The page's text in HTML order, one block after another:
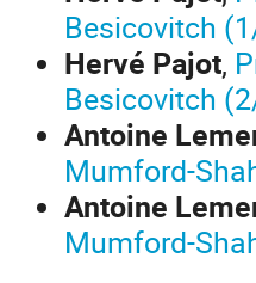
Besicovitch
Hervé Pajot,
Besicovitch
Antoine
Mumford-
Antoine
Mumford-